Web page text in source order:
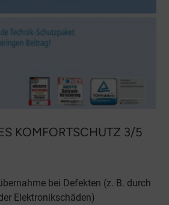
KOMFORTSCHUTZ 3/5
bei Defekten (z. B. durch
Elektronikschäden)